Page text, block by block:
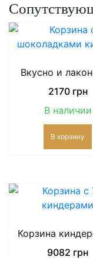
Вкусно и
2170грн
В наличии
В корзину
Корзина
9082 грн